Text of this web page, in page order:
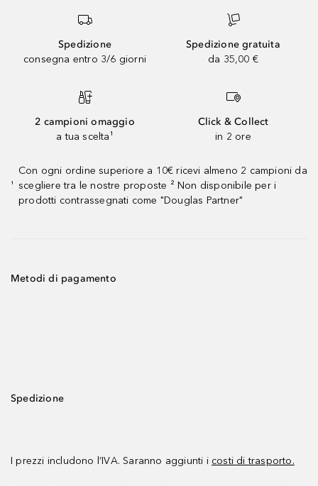
Spedizione
consegna entro 3/6 giorni
Spedizione gratuita
da 35,00 €
2 campioni omaggio
a tua scelta¹
Click & Collect
in 2 ore
¹
Con ogni ordine superiore a 10€ ricevi almeno 2 campioni da
scegliere tra le nostre proposte ² Non disponibile per i
prodotti contrassegnati come "Douglas Partner"
Metodi di pagamento
Spedizione
I prezzi includono l’IVA. Saranno aggiunti i costi di trasporto.